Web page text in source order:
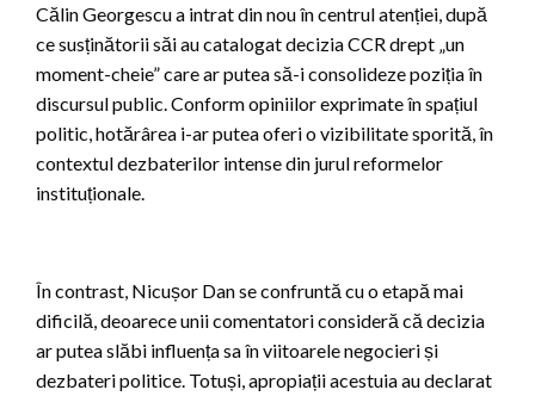
Călin Georgescu a intrat din nou în centrul atenției, după
ce susținătorii săi au catalogat decizia CCR drept „un
moment-cheie” care ar putea să-i consolideze poziția în
discursul public. Conform opiniilor exprimate în spațiul
politic, hotărârea i-ar putea oferi o vizibilitate sporită, în
contextul dezbaterilor intense din jurul reformelor
instituționale.
În contrast, Nicușor Dan se confruntă cu o etapă mai
dificilă, deoarece unii comentatori consideră că decizia
ar putea slăbi influența sa în viitoarele negocieri și
dezbateri politice. Totuși, apropiații acestuia au declarat